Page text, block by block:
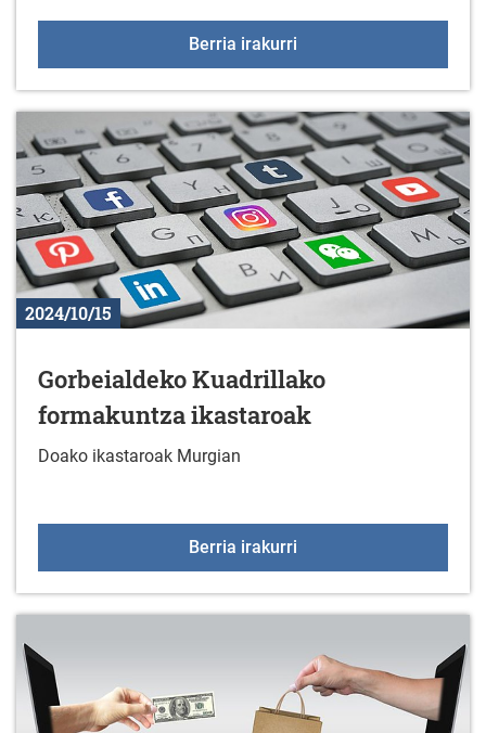
Berria irakurri
2024/10/15
Gorbeialdeko Kuadrillako
formakuntza ikastaroak
Doako ikastaroak Murgian
Berria irakurri